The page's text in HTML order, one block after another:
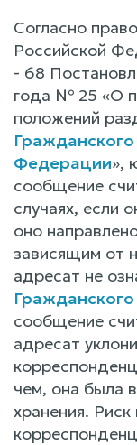
Согласно
Российской
- 68
года № 25 «О
положений
Федерации»,
сообщение
случаях, если
оно
зависящим от
адресат не
сообщение
адресат
чем, она была
хранения.